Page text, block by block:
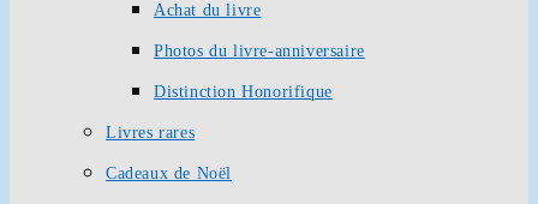
Achat du livre
Photos du livre-anniversaire
Distinction Honorifique
Livres rares
Cadeaux de Noël